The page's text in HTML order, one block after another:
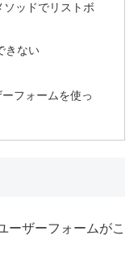
ッドでリストボ
きない
フォームを使っ
ーザーフォームがこ